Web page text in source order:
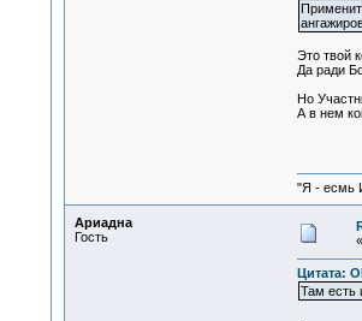
Это твой
Да ради
Но
А в нем
"Я - есмь
Ариадна
Гость
«
Цитата:
Там есть